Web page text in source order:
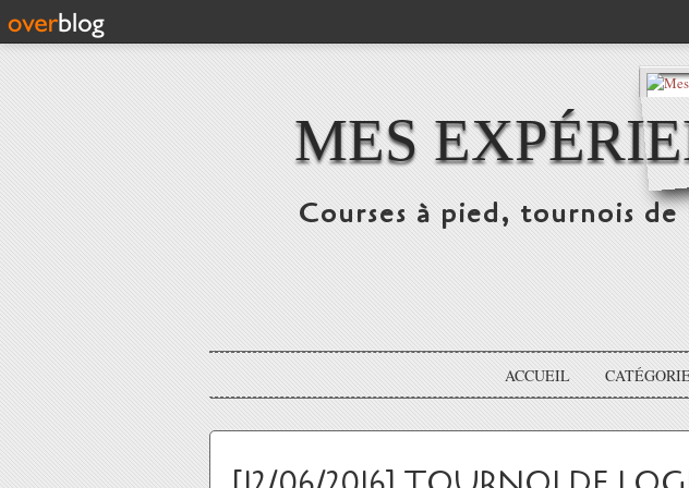
MES
Courses à pied, tournois
ACCUEIL